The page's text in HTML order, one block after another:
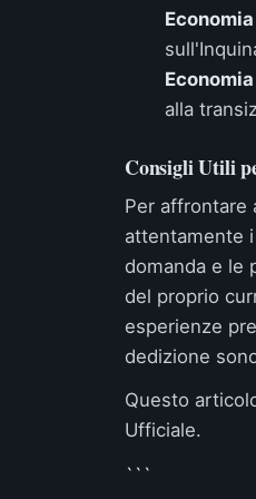
alla
Consigli Utili
Per affrontare
attentamente
domanda e le
del proprio
esperienze
dedizione
Questo
Ufficiale.
```